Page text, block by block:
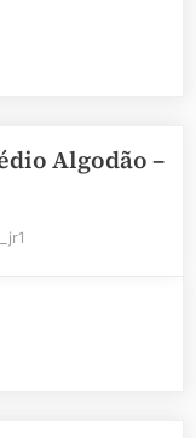
Algodão –